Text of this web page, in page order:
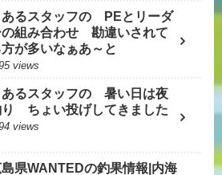
あるスタッフの PEとリーダ
の組み合わせ 勘違いされて
が多いなぁあ～と
views
あるスタッフの 暑い日は夜
り ちょい投げしてきました
views
島県WANTEDの釣果情報|内海